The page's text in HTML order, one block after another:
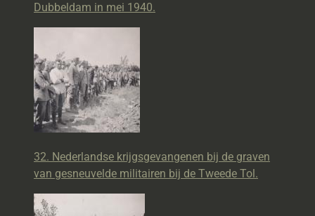
Dubbeldam in mei 1940.
32. Nederlandse krijgsgevangenen bij de graven
van gesneuvelde militairen bij de Tweede Tol.